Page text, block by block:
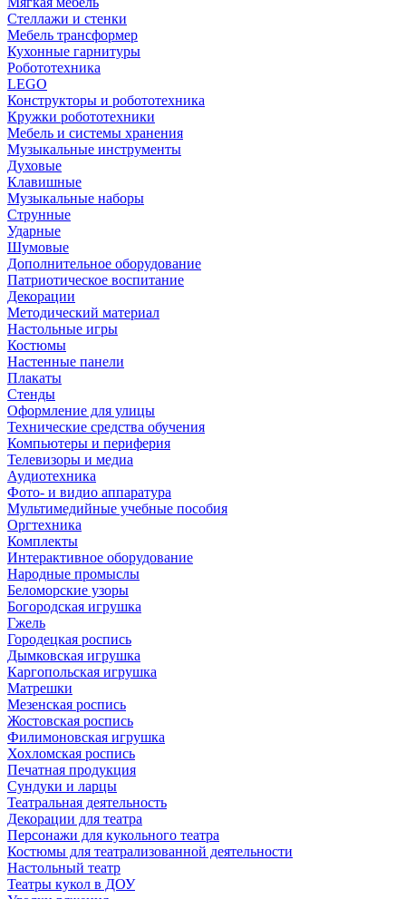
Стеллажи и стенки
Мебель трансформер
Кухонные гарнитуры
Робототехника
LEGO
Конструкторы и робототехника
Кружки робототехники
Мебель и системы хранения
Музыкальные инструменты
Духовые
Клавишные
Музыкальные наборы
Струнные
Ударные
Шумовые
Дополнительное оборудование
Патриотическое воспитание
Декорации
Методический материал
Настольные игры
Костюмы
Настенные панели
Плакаты
Стенды
Оформление для улицы
Технические средства обучения
Компьютеры и периферия
Телевизоры и медиа
Аудиотехника
Фото- и видио аппаратура
Мультимедийные учебные пособия
Оргтехника
Комплекты
Интерактивное оборудование
Народные промыслы
Беломорские узоры
Богородская игрушка
Гжель
Городецкая роспись
Дымковская игрушка
Каргопольская игрушка
Матрешки
Мезенская роспись
Жостовская роспись
Филимоновская игрушка
Хохломская роспись
Печатная продукция
Сундуки и ларцы
Театральная деятельность
Декорации для театра
Персонажи для кукольного театра
Костюмы для театрализованной деятельности
Настольный театр
Театры кукол в ДОУ